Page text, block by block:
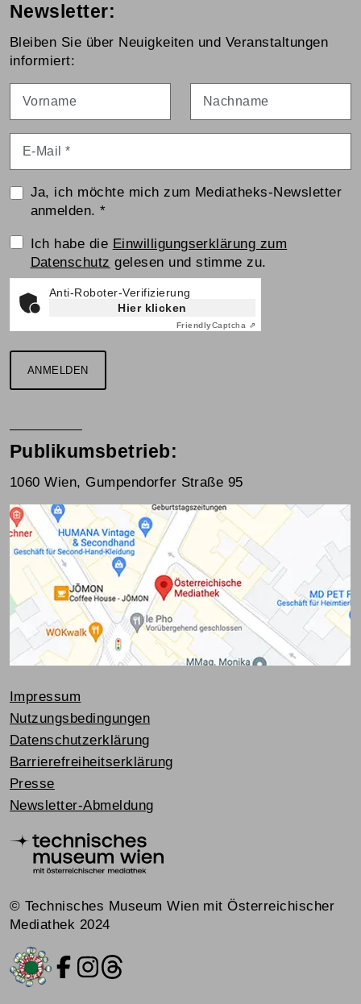
Newsletter:
Bleiben Sie über Neuigkeiten und Veranstaltungen
informiert:
Ja, ich möchte mich zum Mediatheks-Newsletter
anmelden.*
Einwilligungserklärung
Ich habe die Einwilligungserklärung zum
Datenschutz gelesen und stimme zu.
Anti-Roboter-Verifizierung
Hier klicken
FriendlyCaptcha ⇗
ANMELDEN
Publikumsbetrieb:
1060 Wien, Gumpendorfer Straße 95
Impressum
Nutzungsbedingungen
Datenschutzerklärung
Barrierefreiheitserklärung
Presse
Newsletter-Abmeldung
© Technisches Museum Wien mit Österreichischer
Mediathek 2024